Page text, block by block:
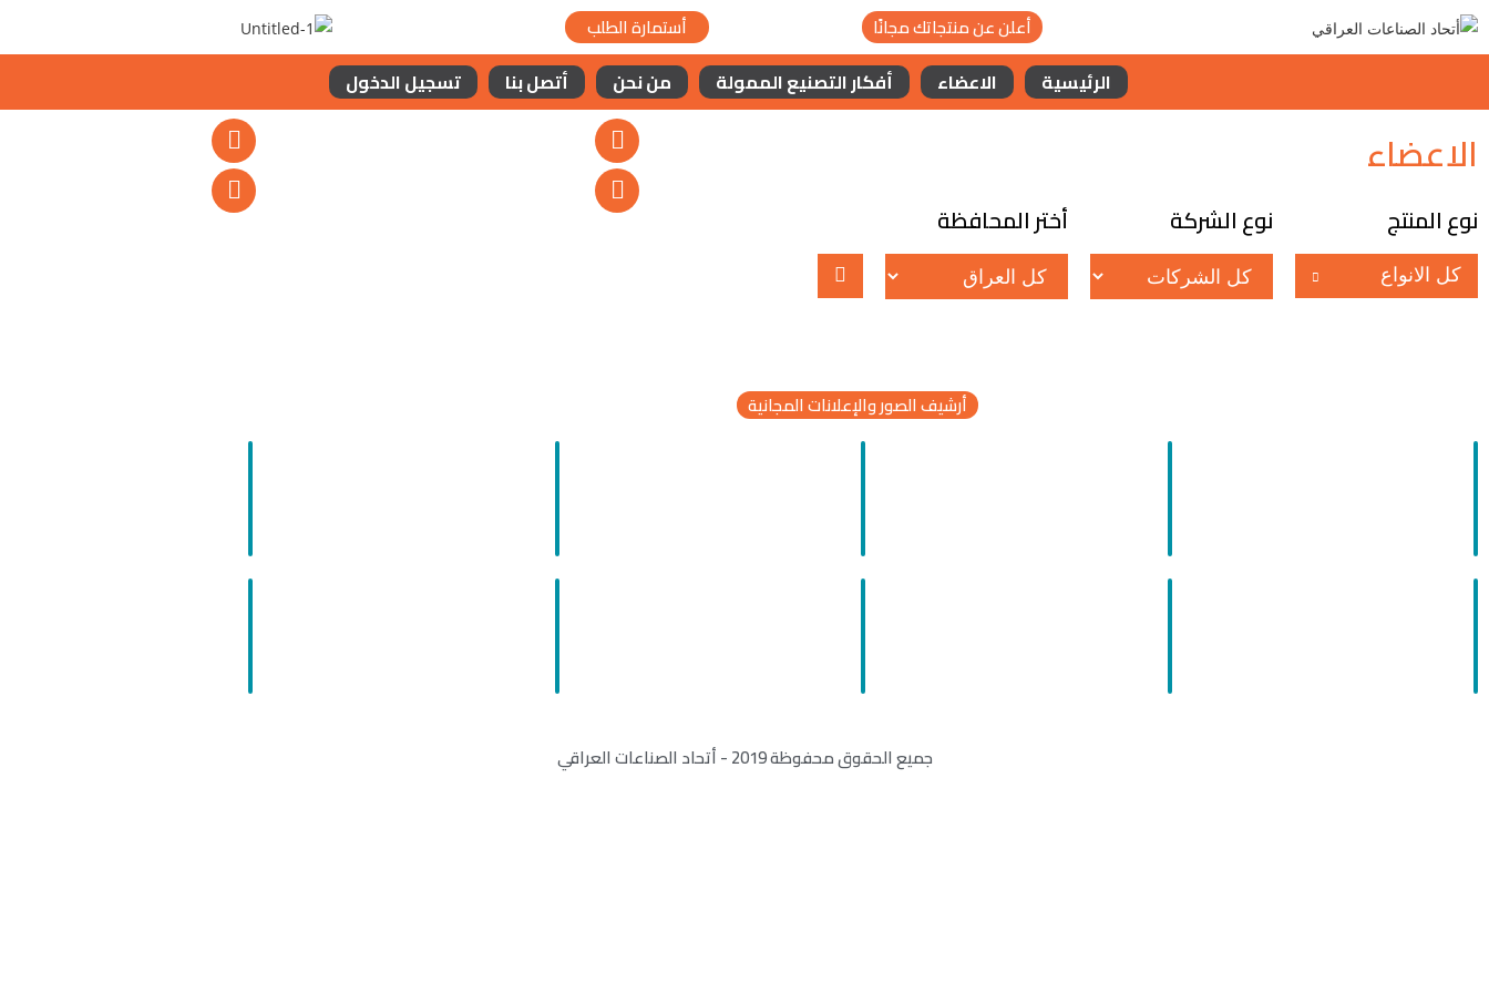
أعلن عن منتجاتك مجانًا أستمارة الطلب
الرئيسية الاعضاء أفكار التصنيع الممولة من نحن أتصل بنا تسجيل الدخول
الاعضاء
نوع المنتج
كل الانواع
نوع الشركة أختر المحافظة
أرشيف الصور والإعلانات المجانية
جميع الحقوق محفوظة 2019 - أتحاد الصناعات العراقي